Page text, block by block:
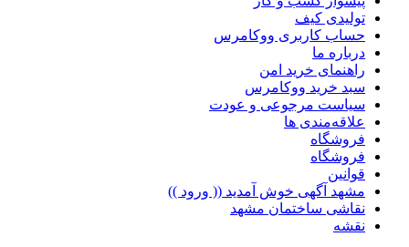
تولیدی کیف
حساب کاربری ووکامرس
درباره ما
راهنمای خرید امن
سبد خرید ووکامرس
سیاست مرجوعی و عودت
علاقه‌مندی ها
فروشگاه
فروشگاه
قوانین
مشهد آگهی خوش آمدید (( ورود ))
نقاشی ساختمان مشهد
نقشه